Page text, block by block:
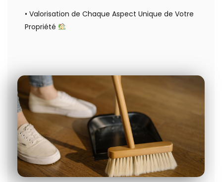
• Valorisation de Chaque Aspect Unique de Votre
Propriété